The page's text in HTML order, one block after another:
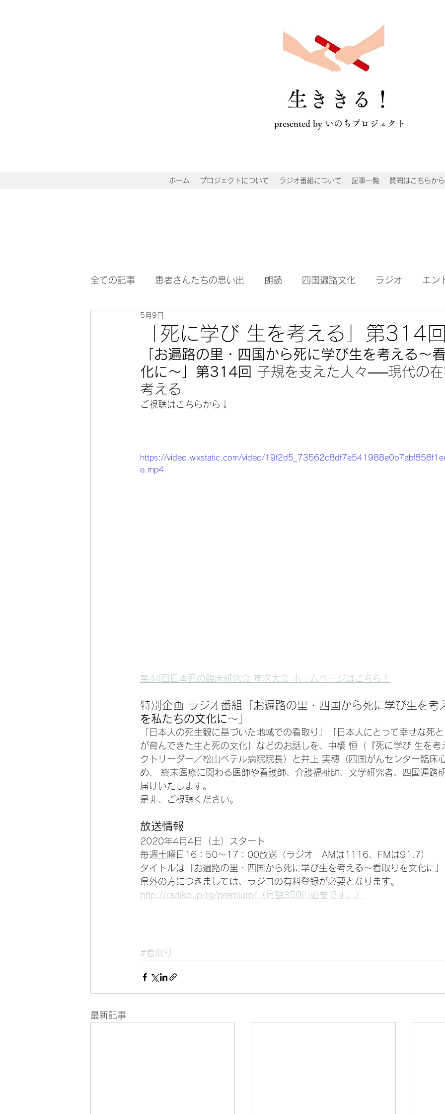
​生ききる！
presented by いのちプロジェクト
ホーム プロジェクトについて ラジオ番組について 記事一覧 質問はこちらから
全ての記事 患者さんたちの思い出 朗読 四国遍路文化 ラジオ エン
正岡子規
「死に学び 生を考える」第314回
5月9日
お遍路の里・四国から死に学び生を考える～
化に～ 」第314回 子規を支えた人々──現代の
考える
ご視聴はこちらから↓
https://video.wixstatic.com/video/
e.mp4
第44回日本死の臨床研究会 年次大会 ホームページはこちら！
特別企画 ラジオ番組「 お遍路の里・四国から死に学び生を考
を私たちの文化に～
「日本人の死生観に基づいた地域での看取り」「日本人にとって幸せな死
が育んできた生と死の文化」などのお話しを、中橋 恒（『死に学び 生を考
クトリーダー／松山ベテル病院院長）と井上 実穂（四国がんセンター臨床
め、 終末医療に関わる医師や看護師、介護福祉師、文学研究者、四国遍路
届けいたします。
是非、ご視聴ください。
放送情報
2020年4月4日（土）スタート
毎週土曜日16：50～17：00放送（ラジオ　AMは1116、FMは91.7）
タイトルは「お遍路の里・四国から死に学び生を考える～看取りを文化に
県外の方につきましては、ラジコの有料登録が必要となります。
http://radiko.jp/rg/premium/（月額350円必要です。）
#看取り
最新記事